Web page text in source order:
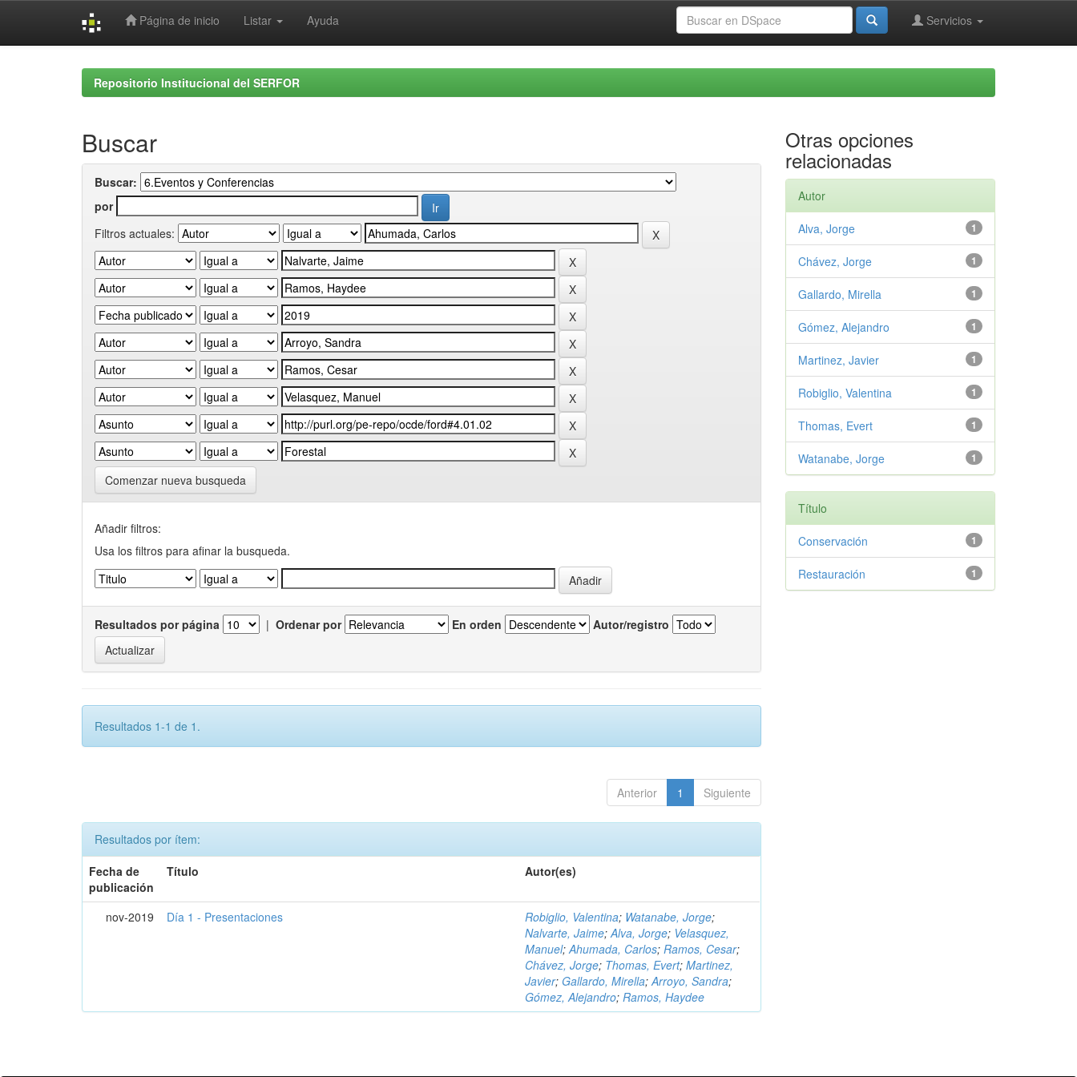
Página de inicio Listar Ayuda Servicios
Repositorio Institucional del SERFOR
Buscar
Buscar:
por
Filtros actuales:
Comenzar nueva busqueda
Añadir filtros:
Usa los filtros para afinar la busqueda.
Resultados por página | Ordenar por En orden Autor/registro
Resultados 1-1 de 1.
Anterior 1 Siguiente
Resultados por ítem:
Fecha de
publicación
Título Autor(es)
nov-2019 Día 1 - Presentaciones Robiglio, Valentina; Watanabe, Jorge;
Nalvarte, Jaime;Alva, Jorge; Velasquez,
Manuel;Ahumada, Carlos;Ramos, Cesar;
Chávez, Jorge; Thomas, Evert;Martinez,
Javier; Gallardo, Mirella;Arroyo, Sandra;
Gómez, Alejandro;Ramos, Haydee
Otras opciones
relacionadas
Autor
1
Alva, Jorge
1
Chávez, Jorge
1
Gallardo, Mirella
1
Gómez, Alejandro
1
Martinez, Javier
1
Robiglio, Valentina
1
Thomas, Evert
1
Watanabe, Jorge
Título
1
Conservación
1
Restauración